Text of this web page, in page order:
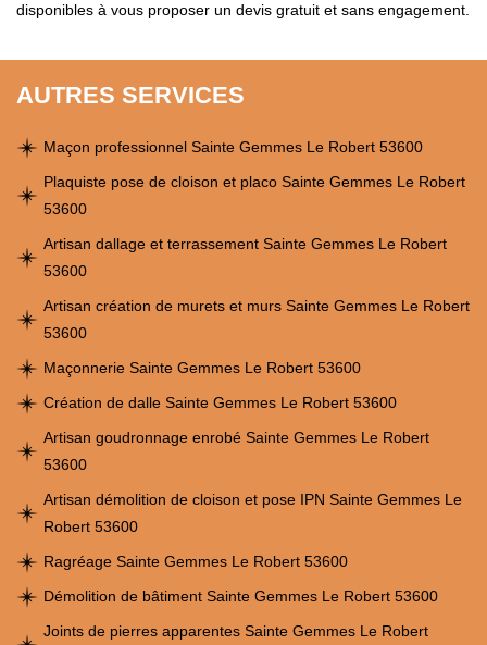
disponibles à vous proposer un devis gratuit et sans engagement.
AUTRES SERVICES
Maçon professionnel Sainte Gemmes Le Robert 53600
Plaquiste pose de cloison et placo Sainte Gemmes Le Robert
53600
Artisan dallage et terrassement Sainte Gemmes Le Robert
53600
Artisan création de murets et murs Sainte Gemmes Le Robert
53600
Maçonnerie Sainte Gemmes Le Robert 53600
Création de dalle Sainte Gemmes Le Robert 53600
Artisan goudronnage enrobé Sainte Gemmes Le Robert
53600
Artisan démolition de cloison et pose IPN Sainte Gemmes Le
Robert 53600
Ragréage Sainte Gemmes Le Robert 53600
Démolition de bâtiment Sainte Gemmes Le Robert 53600
Joints de pierres apparentes Sainte Gemmes Le Robert